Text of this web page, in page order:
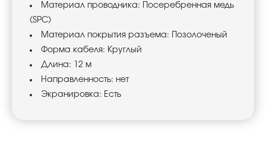
Материал проводника: Посеребренная медь
(SPC)
Материал покрытия разъема: Позолоченый
Форма кабеля: Круглый
Длина: 12 м
Направленность: нет
Экранировка: Есть